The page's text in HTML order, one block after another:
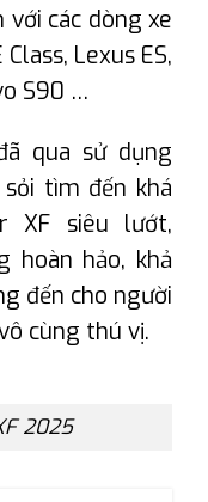
các dòng xe
Lexus ES,
S90 …
qua sử dụng
tìm đến khá
XF siêu lướt,
hoàn hảo, khả
đến cho người
cùng thú vị.
2025